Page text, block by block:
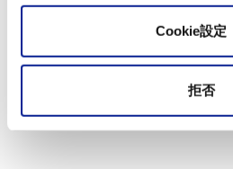
Cookie設定
拒否